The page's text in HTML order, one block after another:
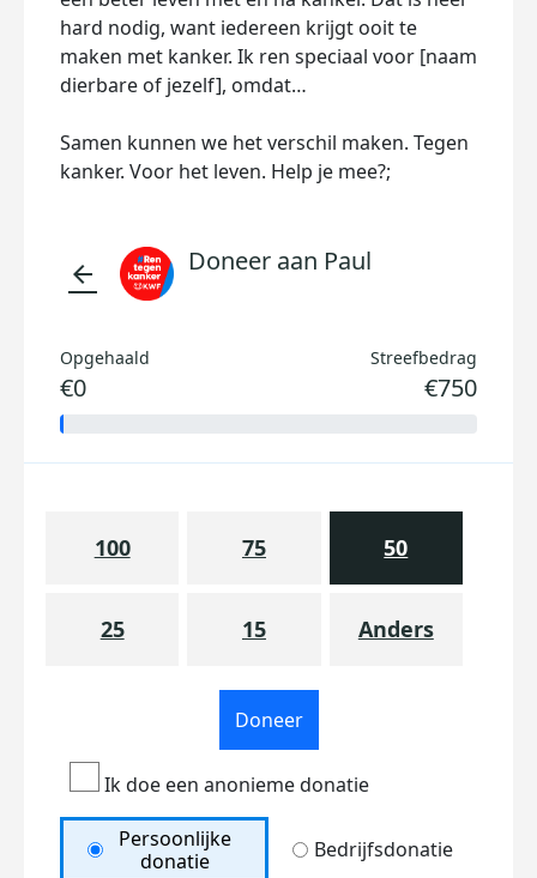
hard nodig, want iedereen krijgt ooit te
maken met kanker. Ik ren speciaal voor [naam
dierbare of jezelf], omdat…
Samen kunnen we het verschil maken. Tegen
kanker. Voor het leven. Help je mee?;
arrow_back Doneer aan Paul
Opgehaald
€0
Streefbedrag
€750
100 75 50
25 15 Anders
Doneer
Ik doe een anonieme donatie
Persoonlijke
donatie
Bedrijfsdonatie